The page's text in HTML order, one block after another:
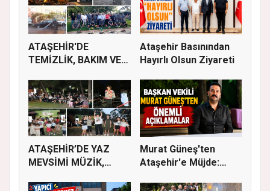
ATAŞEHİR'DE
TEMİZLİK, BAKIM VE
Ataşehir Basınından
Hayırlı Olsun Ziyareti
ATAŞEHİR’DE YAZ
MEVSİMİ MÜZİK,
Murat Güneş'ten
Ataşehir'e Müjde: